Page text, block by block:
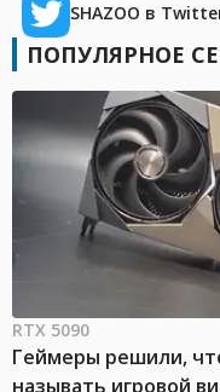
SHAZOO в
ПОПУЛЯРНОЕ
RTX 5090
Геймеры решили,
называть игровой